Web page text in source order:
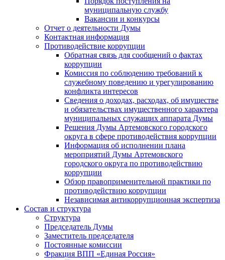
муниципальную службу
Вакансии и конкурсы
Отчет о деятельности Думы
Контактная информация
Противодействие коррупции
Обратная связь для сообщений о фактах
коррупции
Комиссия по соблюдению требований к
служебному поведению и урегулированию
конфликта интересов
Сведения о доходах, расходах, об имуществе
и обязательствах имущественного характера
муниципальных служащих аппарата Думы
Решения Думы Артемовского городского
округа в сфере противодействия коррупции
Информация об исполнении плана
мероприятий Думы Артемовского
городского округа по противодействию
коррупции
Обзор правоприменительной практики по
противодействию коррупции
Независимая антикоррупционная экспертиза
Состав и структура
Структура
Председатель Думы
Заместитель председателя
Постоянные комиссии
Фракция ВПП «Единая Россия»